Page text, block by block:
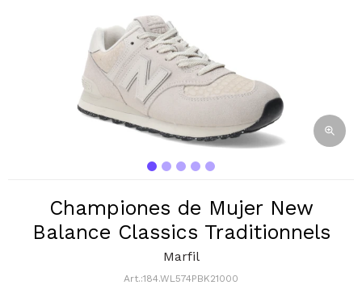
Championes de Mujer New
Balance Classics Traditionnels
Marfil
184.WL574PBK21000